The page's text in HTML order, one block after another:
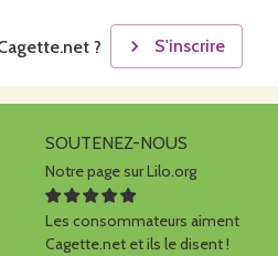
? S'inscrire
SOUTENEZ-NOUS
Notre page sur Lilo.org
Les consommateurs aiment
Cagette.net et ils le disent !